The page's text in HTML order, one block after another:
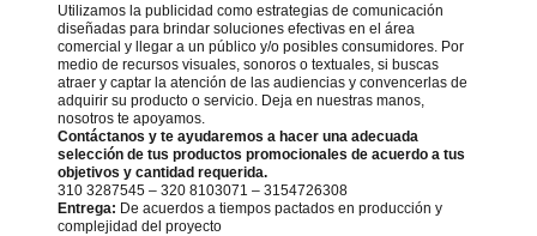
Utilizamos la publicidad como estrategias de comunicación
diseñadas para brindar soluciones efectivas en el área
comercial y llegar a un público y/o posibles consumidores. Por
medio de recursos visuales, sonoros o textuales, si buscas
atraer y captar la atención de las audiencias y convencerlas de
adquirir su producto o servicio. Deja en nuestras manos,
nosotros te apoyamos.
Contáctanos y te ayudaremos a hacer una adecuada
selección de tus productos promocionales de acuerdo a tus
objetivos y cantidad requerida.
310 3287545 – 320 8103071 – 3154726308
Entrega: De acuerdos a tiempos pactados en producción y
complejidad del proyecto